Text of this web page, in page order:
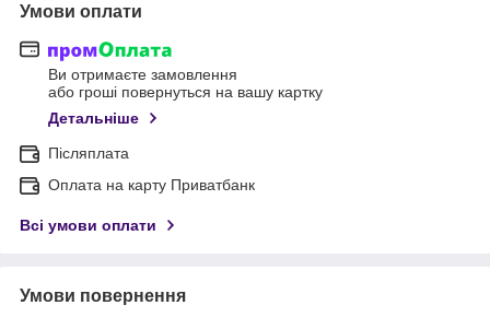
Умови оплати
Ви отримаєте замовлення
або гроші повернуться на вашу картку
Детальніше
Післяплата
Оплата на карту Приватбанк
Всі умови оплати
Умови повернення